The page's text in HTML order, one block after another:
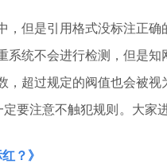
但是引用格式没标注正确
系统不会进行检测，但是
超过规定的阀值也会被视
要注意不触犯规则。大家
？》